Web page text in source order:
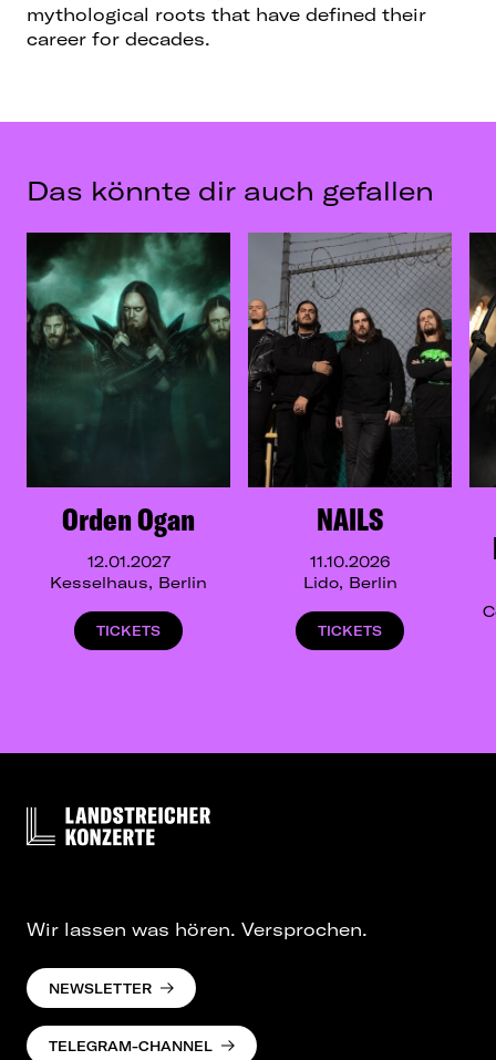
mythological roots that have defined their
career for decades.
Das könnte dir auch gefallen
Orden Ogan
12.01.2027
Kesselhaus, Berlin
TICKETS
NAILS
11.10.2026
Lido, Berlin
TICKETS
Wir lassen was hören. Versprochen.
NEWSLETTER
TELEGRAM-CHANNEL